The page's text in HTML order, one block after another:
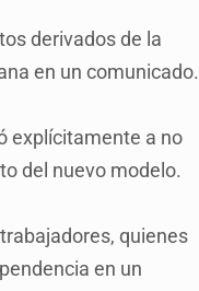
derivados de la
en un comunicado.
explícitamente a no
del nuevo modelo.
quienes
en un